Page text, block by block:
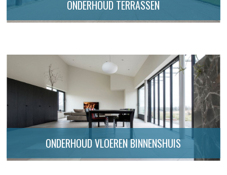
ONDERHOUD TERRASSEN
ONDERHOUD VLOEREN BINNENSHUIS